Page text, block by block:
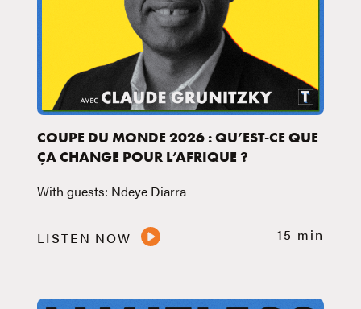
COUPE DU MONDE 2026 : QU’EST-CE QUE
ÇA CHANGE POUR L’AFRIQUE ?
With guests: Ndeye Diarra
LISTEN NOW 15 min